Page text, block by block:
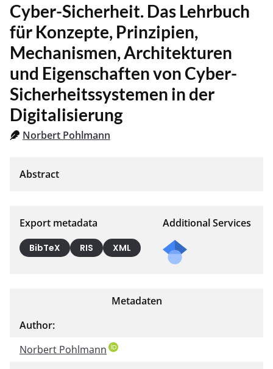
Cyber-Sicherheit. Das Lehrbuch
für Konzepte, Prinzipien,
Mechanismen, Architekturen
und Eigenschaften von Cyber-
Sicherheitssystemen in der
Digitalisierung
Norbert Pohlmann
Export metadata
BibTeX RIS XML
Additional Services
Metadaten
Author:
Norbert Pohlmann